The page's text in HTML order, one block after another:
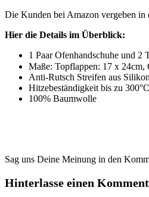
Die Kunden bei Amazon vergeben in
Hier die Details im Überblick:
1 Paar Ofenhandschuhe und 2
Maße: Topflappen: 17 x
Anti-Rutsch Streifen aus Silikon
Hitzebeständigkeit bis zu 300°C
100% Baumwolle
Sag uns Deine Meinung in den
Hinterlasse einen